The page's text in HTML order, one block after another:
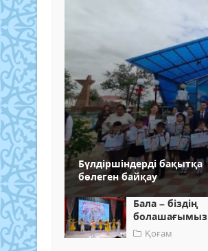
Бүлдіршіндерді бақытқа
бөлеген байқау
Бала – біздің
болашағымыз
Қоғам